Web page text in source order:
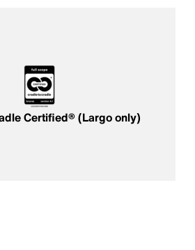
Certified® (Largo only)